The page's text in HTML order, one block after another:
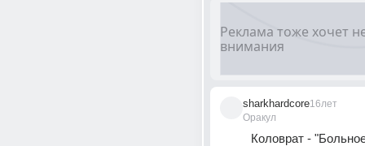
sharkhardcore
Оракул
16лет
Коловрат -